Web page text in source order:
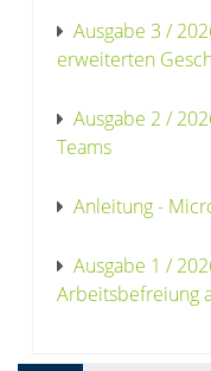
Ausgabe 3 /
erweiterten
Ausgabe 2 /
Teams
Anleitung -
Ausgabe 1 /
Arbeitsbefreiung